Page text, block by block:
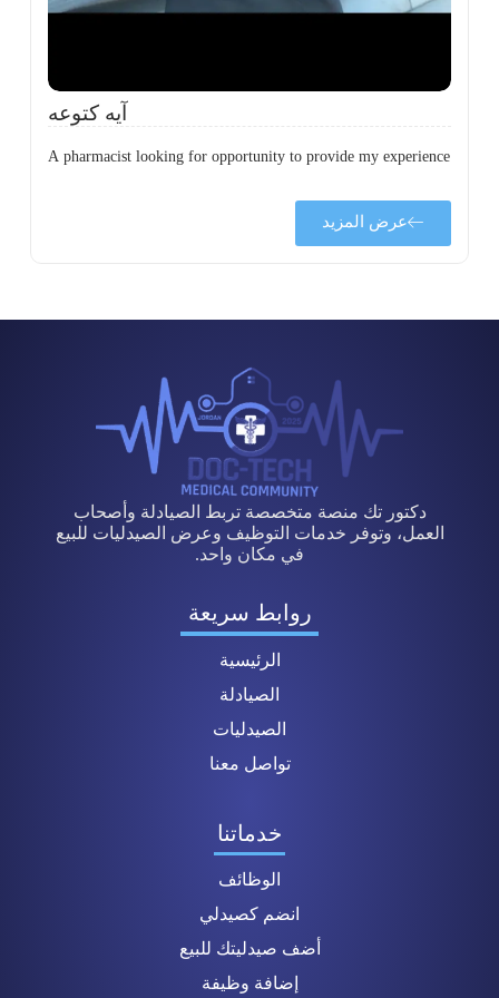
آيه كتوعه
A pharmacist looking for opportunity to provide my experience
عرض المزيد
دكتور تك منصة متخصصة تربط الصيادلة وأصحاب
العمل، وتوفر خدمات التوظيف وعرض الصيدليات للبيع
في مكان واحد.
روابط سريعة
الرئيسية
الصيادلة
الصيدليات
تواصل معنا
خدماتنا
الوظائف
انضم كصيدلي
أضف صيدليتك للبيع
إضافة وظيفة